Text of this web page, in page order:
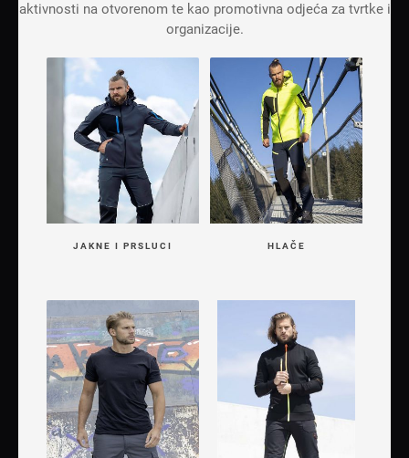
aktivnosti na otvorenom te kao promotivna odjeća za tvrtke i
organizacije.
JAKNE I PRSLUCI HLAČE